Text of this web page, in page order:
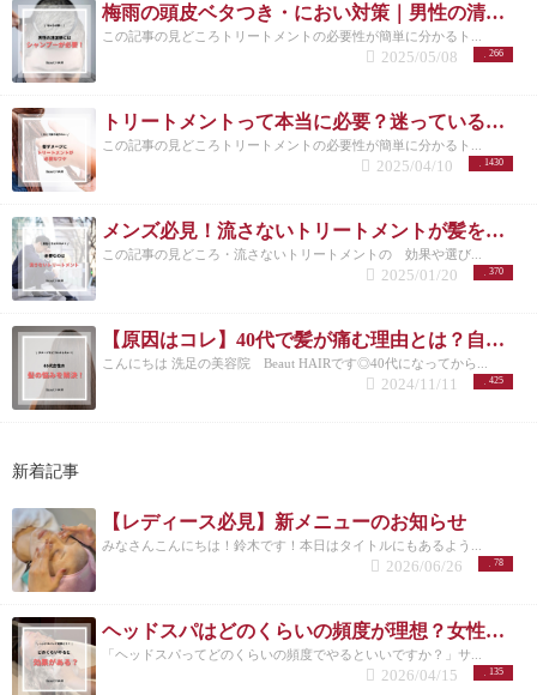
梅雨の頭皮ベタつき・におい対策｜男性の清潔感は炭酸シャンプーで決まる
この記事の見どころトリートメントの必要性が簡単に分かるト...
266
2025/05/08
トリートメントって本当に必要？迷っているあなたに伝えたい効果と理由
この記事の見どころトリートメントの必要性が簡単に分かるト...
1430
2025/04/10
メンズ必見！流さないトリートメントが髪を守る理由とは？/洗足
この記事の見どころ・流さないトリートメントの 効果や選び...
370
2025/01/20
【原因はコレ】40代で髪が痛む理由とは？自宅でできる改善方法も紹介！
こんにちは 洗足の美容院 Beaut HAIRです◎40代になってから...
425
2024/11/11
新着記事
【レディース必見】新メニューのお知らせ
みなさんこんにちは！鈴木です！本日はタイトルにもあるよう...
78
2026/06/26
ヘッドスパはどのくらいの頻度が理想？女性に多い悩みと正しい通い方
「ヘッドスパってどのくらいの頻度でやるといいですか？」サ...
135
2026/04/15